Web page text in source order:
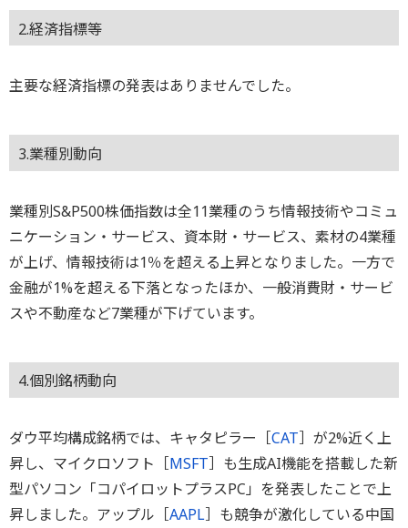
2.経済指標等
主要な経済指標の発表はありませんでした。
3.業種別動向
業種別S&P500株価指数は全11業種のうち情報技術やコミュ
ニケーション・サービス、資本財・サービス、素材の4業種
が上げ、情報技術は1％を超える上昇となりました。一方で
金融が1%を超える下落となったほか、一般消費財・サービ
スや不動産など7業種が下げています。
4.個別銘柄動向
ダウ平均構成銘柄では、キャタピラー［CAT］が2%近く上
昇し、マイクロソフト［MSFT］も生成AI機能を搭載した新
型パソコン「コパイロットプラスPC」を発表したことで上
昇しました。アップル［AAPL］も競争が激化している中国